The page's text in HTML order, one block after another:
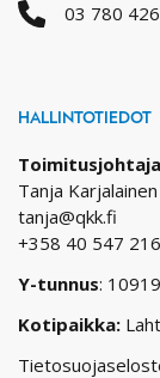
03 780
HALLINTOTIEDOT
Tanja Karjalainen
tanja@qkk.fi
+358 40 547
Y-tunnus:
Kotipaikka: